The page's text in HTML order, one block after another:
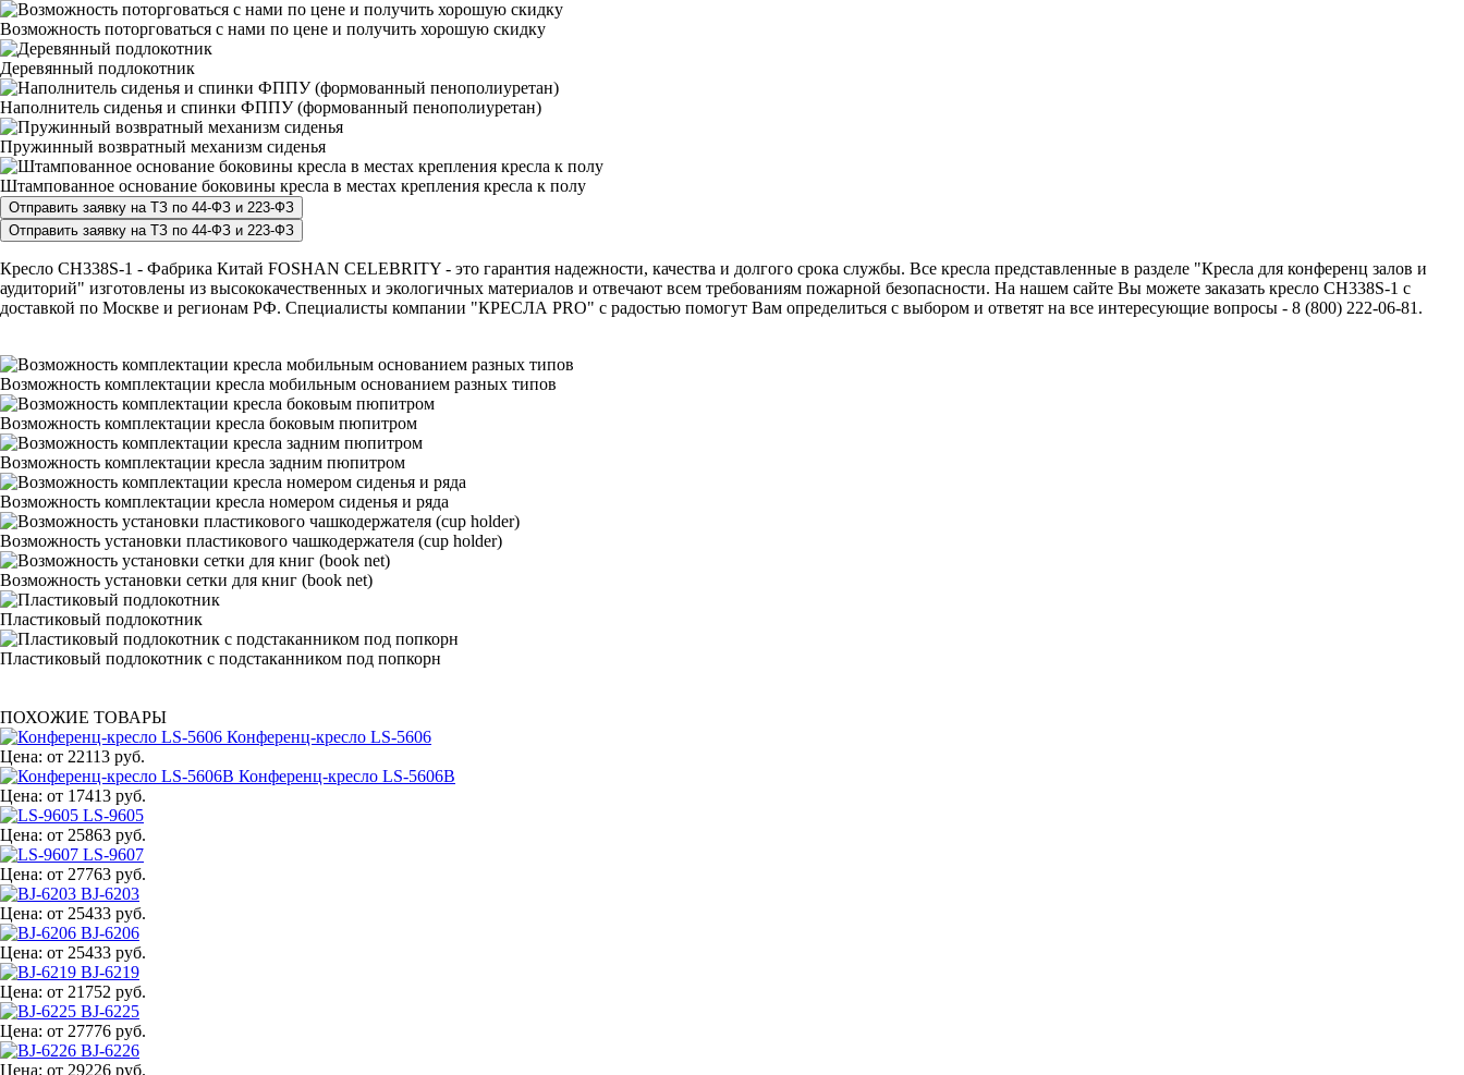
Возможность поторговаться с нами по цене и получить хорошую скидку
Деревянный подлокотник
Наполнитель сиденья и спинки ФППУ (формованный пенополиуретан)
Пружинный возвратный механизм сиденья
Штампованное основание боковины кресла в местах крепления кресла к полу
Кресло CH338S-1 - Фабрика Китай FOSHAN CELEBRITY - это гарантия надежности, качества и долгого срока службы. Все кресла представленные в разделе "Кресла для конференц залов и
аудиторий" изготовлены из высококачественных и экологичных материалов и отвечают всем требованиям пожарной безопасности. На нашем сайте Вы можете заказать кресло CH338S-1 с
доставкой по Москве и регионам РФ. Специалисты компании "КРЕСЛА PRO" с радостью помогут Вам определиться с выбором и ответят на все интересующие вопросы - 8 (800) 222-06-81.
Возможность комплектации кресла мобильным основанием разных типов
Возможность комплектации кресла боковым пюпитром
Возможность комплектации кресла задним пюпитром
Возможность комплектации кресла номером сиденья и ряда
Возможность установки пластикового чашкодержателя (cup holder)
Возможность установки сетки для книг (book net)
Пластиковый подлокотник
Пластиковый подлокотник с подстаканником под попкорн
ПОХОЖИЕ ТОВАРЫ
Конференц-кресло LS-5606
Цена: от 22113 руб.
Конференц-кресло LS-5606B
Цена: от 17413 руб.
LS-9605
Цена: от 25863 руб.
LS-9607
Цена: от 27763 руб.
BJ-6203
Цена: от 25433 руб.
BJ-6206
Цена: от 25433 руб.
BJ-6219
Цена: от 21752 руб.
BJ-6225
Цена: от 27776 руб.
BJ-6226
Цена: от 29226 руб.